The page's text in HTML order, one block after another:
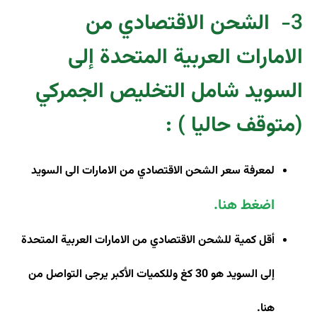
3-
الشحن الاقتصادي من
الامارات العربية المتحدة إلى
السويد شامل التخليص الجمركي
(متوقف حاليا ) :
لمعرفة سعر الشحن الاقتصادي من الامارات الى السويد
اضغط هنا.
أقل كمية للشحن الاقتصادي من الامارات العربية المتحدة
إلى السويد هو 30 كغ وللكميات الأكبر يرجى التواصل من
هنا.